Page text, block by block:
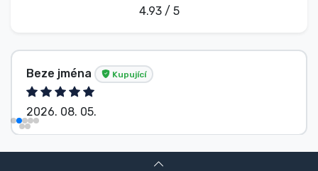
4.93 / 5
Beze jména Kupující
2026. 08. 05.